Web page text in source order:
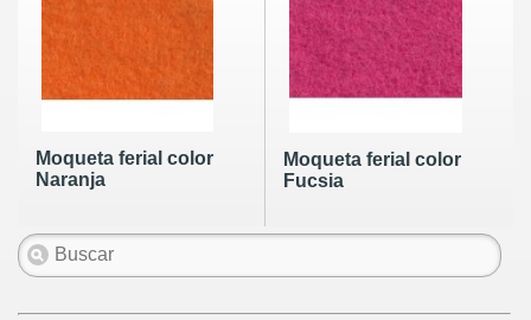
Moqueta ferial color
Naranja
Moqueta ferial color
Fucsia